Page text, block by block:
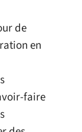
de
en
faire